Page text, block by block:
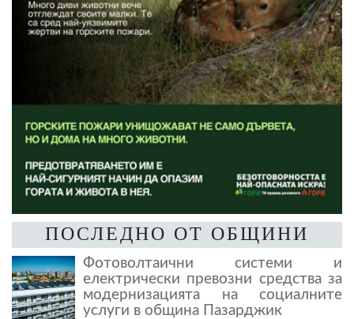
ПОСЛЕДНО ОТ ОБЩИНИ
Фотоволтаични системи и
електрически превозни средства за
модернизацията на социалните
услуги в община Пазарджик